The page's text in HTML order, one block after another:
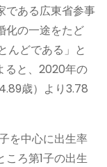
である広東省参事
化の一途をたど
んどである」と
ると、2020年の
歳）より3.78
を中心に出生率
ろ第1子の出生